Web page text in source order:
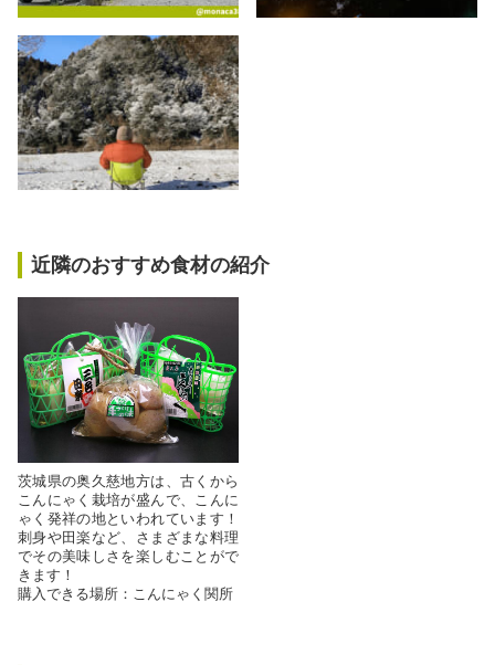
近隣のおすすめ食材の紹介
茨城県の奥久慈地方は、古くから
こんにゃく栽培が盛んで、こんに
ゃく発祥の地といわれています！
刺身や田楽など、さまざまな料理
でその美味しさを楽しむことがで
きます！
購入できる場所：こんにゃく関所